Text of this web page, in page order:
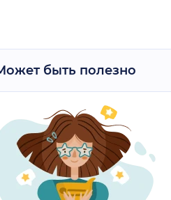
быть полезно